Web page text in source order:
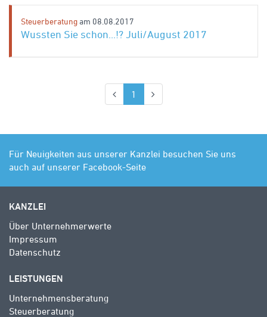
Steuerberatung am 08.08.2017
Wussten Sie schon...!? Juli/August 2017
1 (aktuell)
Für Neuigkeiten aus unserer Kanzlei besuchen Sie uns
auch auf unserer Facebook-Seite
KANZLEI
Über Unternehmerwerte
Impressum
Datenschutz
LEISTUNGEN
Unternehmensberatung
Steuerberatung